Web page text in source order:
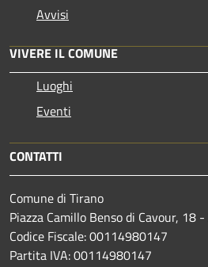
Avvisi
VIVERE IL COMUNE
Luoghi
Eventi
CONTATTI
Comune di Tirano
Piazza Camillo Benso di Cavour, 18 -
Codice Fiscale: 00114980147
Partita IVA: 00114980147